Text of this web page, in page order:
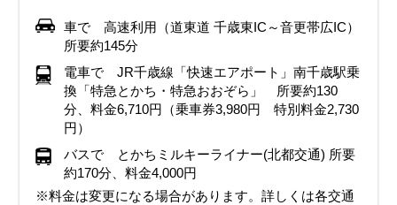
車で 高速利用（道東道 千歳東IC～音更帯広IC）
所要約145分
電車で JR千歳線「快速エアポート」南千歳駅乗
換「特急とかち・特急おおぞら」 所要約130
分、料金6,710円（乗車券3,980円 特別料金2,730
円）
バスで とかちミルキーライナー(北都交通) 所要
約170分、料金4,000円
※料金は変更になる場合があります。詳しくは各交通